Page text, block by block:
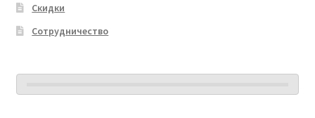
Скидки
Сотрудничество